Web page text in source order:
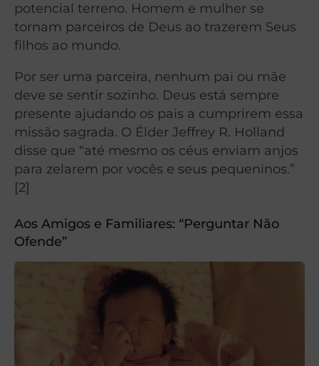
potencial terreno. Homem e mulher se
tornam parceiros de Deus ao trazerem Seus
filhos ao mundo.
Por ser uma parceira, nenhum pai ou mãe
deve se sentir sozinho. Deus está sempre
presente ajudando os pais a cumprirem essa
missão sagrada. O Élder Jeffrey R. Holland
disse que “até mesmo os céus enviam anjos
para zelarem por vocês e seus pequeninos.”
[2]
Aos Amigos e Familiares: “Perguntar Não
Ofende”